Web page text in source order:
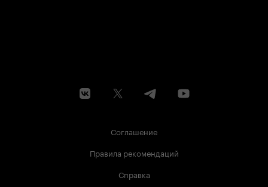
Соглашение
Правила рекомендаций
Справка